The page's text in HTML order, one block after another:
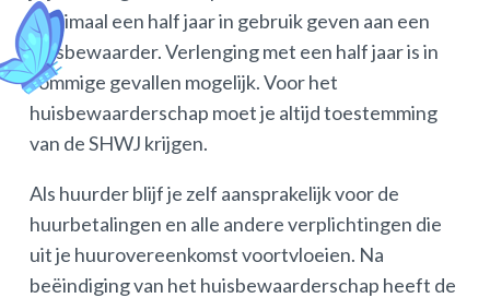
maximaal een half jaar in gebruik geven aan een
huisbewaarder. Verlenging met een half jaar is in
sommige gevallen mogelijk. Voor het
huisbewaarderschap moet je altijd toestemming
van de SHWJ krijgen.
Als huurder blijf je zelf aansprakelijk voor de
huurbetalingen en alle andere verplichtingen die
uit je huurovereenkomst voortvloeien. Na
beëindiging van het huisbewaarderschap heeft de